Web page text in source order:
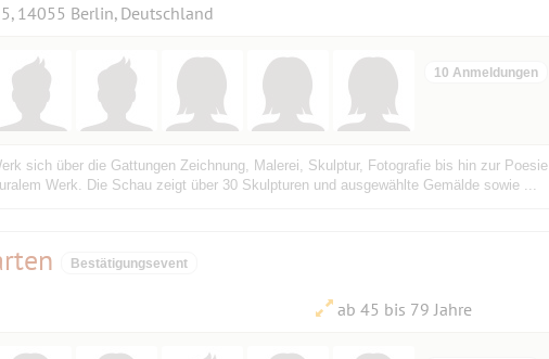
14055 Berlin, Deutschland
10 Anmeldungen
sich über die Gattungen Zeichnung, Malerei, Skulptur, Fotografie bis hin zur Poesie
Werk. Die Schau zeigt über 30 Skulpturen und ausgewählte Gemälde sowie ...
Bestätigungsevent
ab 45 bis 79 Jahre